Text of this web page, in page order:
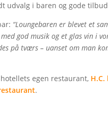
udvalg i baren og gode
“Loungebaren er blevet et
god musik og et glas vin i
på tværs – uanset om man
egen restaurant,
.